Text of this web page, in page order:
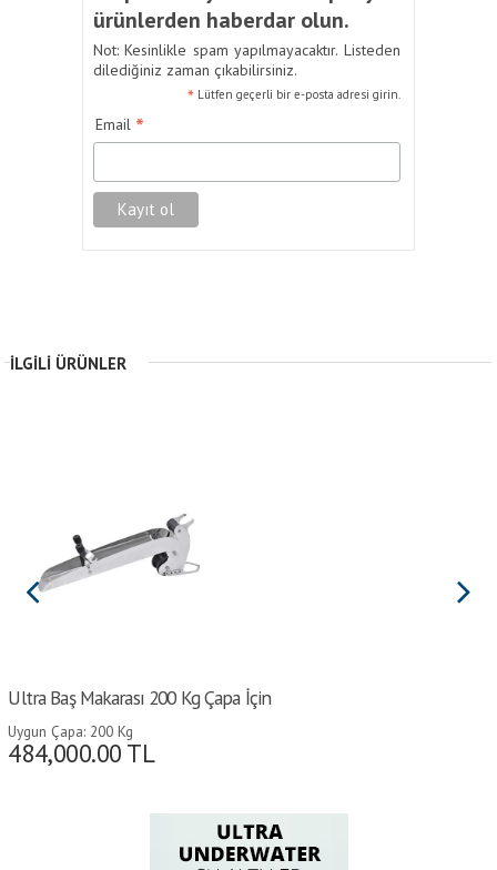
ürünlerden haberdar olun.
Not: Kesinlikle spam yapılmayacaktır. Listeden
dilediğiniz zaman çıkabilirsiniz.
* Lütfen geçerli bir e-posta adresi girin.
Email *
İLGILI ÜRÜNLER
Ultra Baş Makarası 200 Kg Çapa İçin
Uygun Çapa: 200 Kg
484,000.00 TL